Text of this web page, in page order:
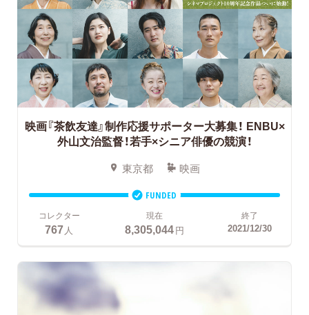
映画『茶飲友達』制作応援サポーター大募集！ ENBU×
外山文治監督！若手×シニア俳優の競演！
東京都 映画
FUNDED
コレクター
767人
現在
8,305,044円
終了
2021/12/30